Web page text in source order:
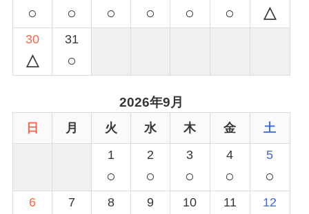
○ ○ ○ ○ ○ ○
30 31
○
2026年9月
日 月 火 水 木 金
土
1
○
2
○
3
○
4
○
5
○
6 7 8 9 10 11 12